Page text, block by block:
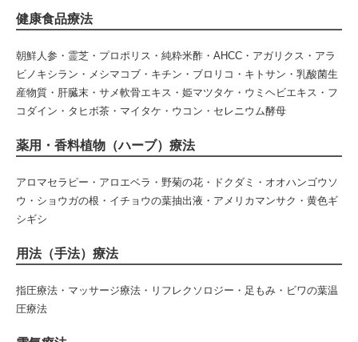
健康食品療法
朝鮮人参・霊芝・プロポリス・純粋米酢・AHCC・アガリクス・アラ
ビノキシラン・メシマコブ・キチン・ブロリコ・キトサン・乳酸菌生
産物質・肝臓末・サメ軟骨エキス・姫マツタケ・ウミヘビエキス・フ
コダイン・タヒボ茶・マイタケ・ウコン・セレニウム酵母
薬用・香料植物（ハーブ）療法
アロマセラピー・アロエベラ・野菊の花・ドクダミ・オオハンゴウソ
ウ・ショウガの根・イチョウの葉抽出液・アメリカマンサク・黄色ギ
シギシ
用法（手法）療法
指圧療法・マッサージ療法・リフレクソロジー・足もみ・ビワの葉温
圧療法